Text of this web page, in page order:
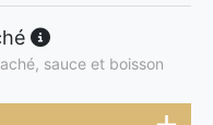
sauce et boisson